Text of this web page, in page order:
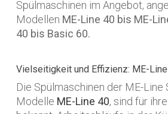
Spülmaschinen im Angebot,
Modellen ME-Line 40 bis ME-
40 bis Basic 60.
Vielseitigkeit und Effizienz: ME-
Die Spülmaschinen der ME-Line
Modelle ME-Line 40, sind für